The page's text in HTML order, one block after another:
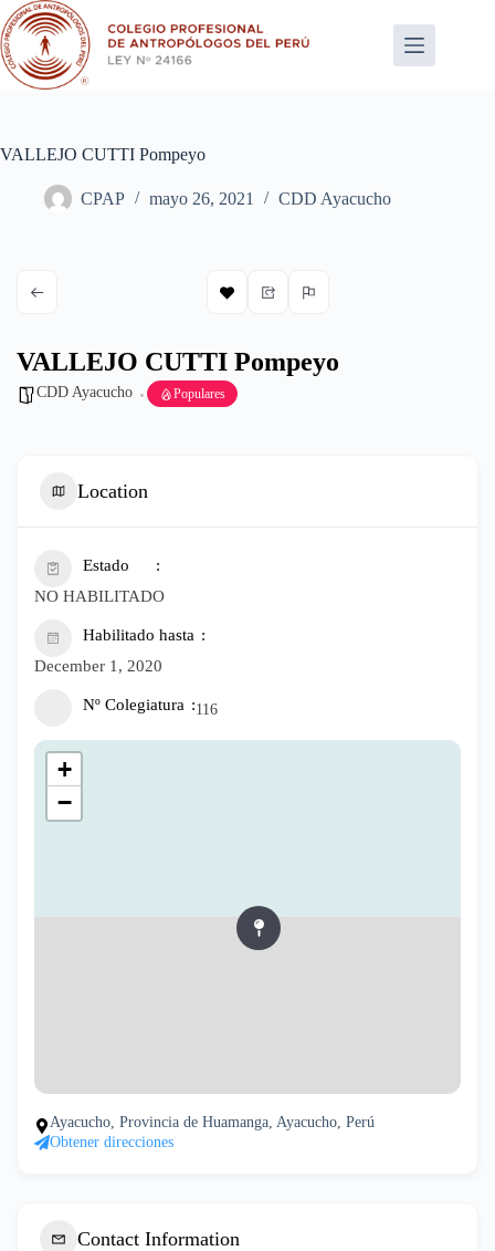
Saltar
al
contenido
VALLEJO CUTTI Pompeyo
CPAP mayo 26, 2021 CDD Ayacucho
VALLEJO CUTTI Pompeyo
CDD Ayacucho Populares
Location
Estado
NO HABILITADO
Habilitado hasta
December 1, 2020
Nº Colegiatura 116
+
−
Ayacucho, Provincia de Huamanga, Ayacucho, Perú
Obtener direcciones
Contact Information